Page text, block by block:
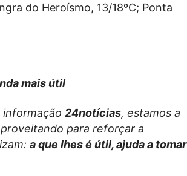
do Heroísmo, 13/18ºC; Ponta
mais útil
informação 24notícias, estamos a
para reforçar a
a que lhes é útil, ajuda a tomar